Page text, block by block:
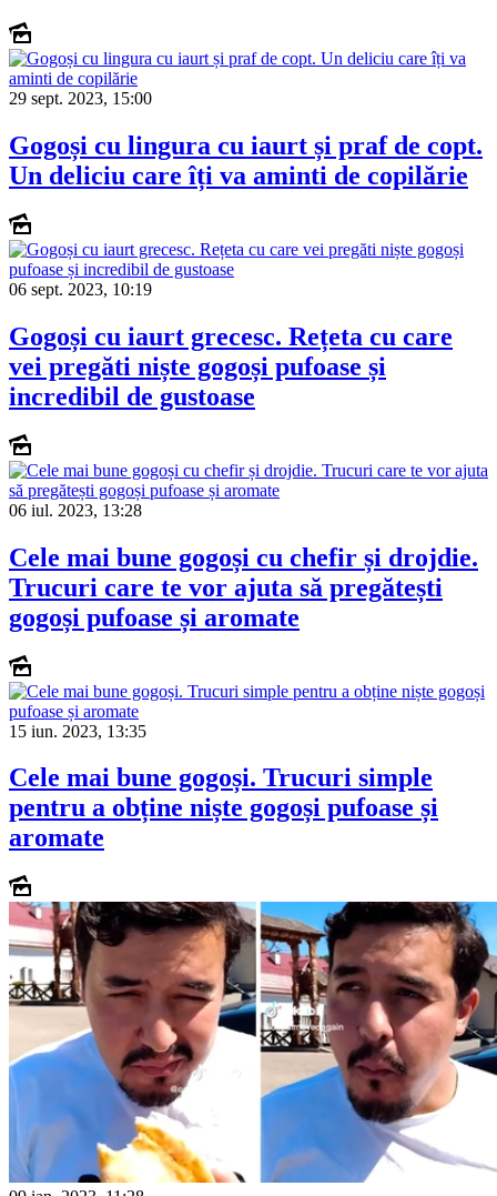
29 sept. 2023, 15:00
Gogoși cu lingura cu iaurt și praf de copt.
Un deliciu care îți va aminti de copilărie
06 sept. 2023, 10:19
Gogoși cu iaurt grecesc. Rețeta cu care
vei pregăti niște gogoși pufoase și
incredibil de gustoase
06 iul. 2023, 13:28
Cele mai bune gogoși cu chefir și drojdie.
Trucuri care te vor ajuta să pregătești
gogoși pufoase și aromate
15 iun. 2023, 13:35
Cele mai bune gogoși. Trucuri simple
pentru a obține niște gogoși pufoase și
aromate